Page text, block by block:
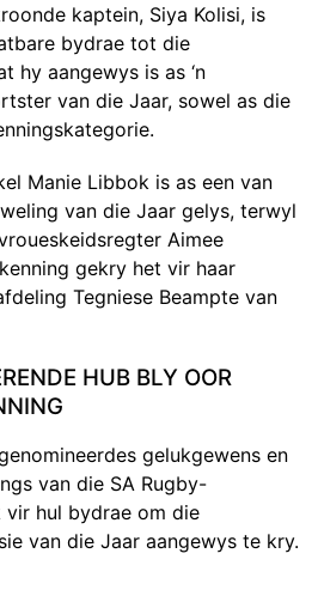
kaptein, Siya Kolisi, is
bydrae tot die
hy aangewys is as ‘n
van die Jaar, sowel as die
Manie Libbok is as een van
van die Jaar gelys, terwyl
Aimee
gekry het vir haar
Tegniese Beampte van
HUB BLY OOR
gelukgewens en
van die SA Rugby-
vir hul bydrae om die
van die Jaar aangewys te kry.